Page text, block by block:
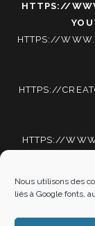
Nous utilisons des
liés à Google fonts,
HTTPS://
HTTPS://
HTTPS://
HTTPS://